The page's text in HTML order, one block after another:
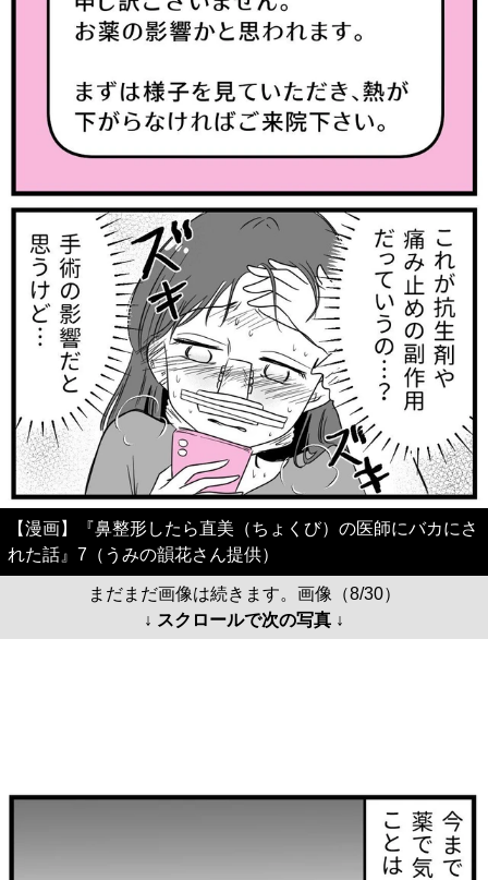
【漫画】『鼻整形したら直美（ちょくび）の医師にバカにさ
れた話』7（うみの韻花さん提供）
まだまだ画像は続きます。画像（8/30）
↓ スクロールで次の写真 ↓